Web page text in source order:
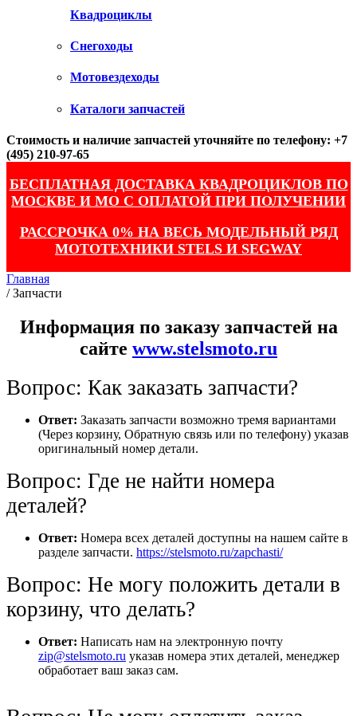
Квадроциклы
Снегоходы
Мотовездеходы
Каталоги запчастей
Стоимость и наличие запчастей уточняйте по телефону: +7
(495) 210-97-65
БЕСПЛАТНАЯ ДОСТАВКА КВАДРОЦИКЛОВ ПО
МОСКВЕ И МО С ОПЛАТОЙ ПРИ ПОЛУЧЕНИИ
РАССРОЧКА 0% НА ВЕСЬ МОДЕЛЬНЫЙ РЯД
МОТОТЕХНИКИ STELS И SEGWAY
Главная
/Запчасти
Информация по заказу запчастей на
сайте www.stelsmoto.ru
Вопрос: Как заказать запчасти?
Ответ: Заказать запчасти возможно тремя вариантами
(Через корзину, Обратную связь или по телефону) указав
оригинальный номер детали.
Вопрос: Где не найти номера
деталей?
Ответ: Номера всех деталей доступны на нашем сайте в
разделе запчасти. https://stelsmoto.ru/zapchasti/
Вопрос: Не могу положить детали в
корзину, что делать?
Ответ: Написать нам на электронную почту
zip@stelsmoto.ru указав номера этих деталей, менеджер
обработает ваш заказ сам.